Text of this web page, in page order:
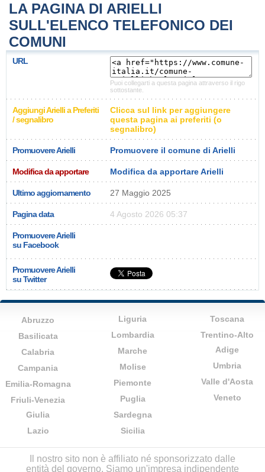
LA PAGINA DI ARIELLI
SULL'ELENCO TELEFONICO DEI
COMUNI
URL
Puoi collegarti a questa pagina attraverso il rigo
sottostante.
Aggiungi Arielli a Preferiti
/ segnalibro
Clicca sul link per aggiungere
questa pagina ai preferiti (o
segnalibro)
Promuovere Arielli Promuovere il comune di Arielli
Modifica da apportare Modifica da apportare Arielli
Ultimo aggiornamento 27 Maggio 2025
Pagina data 4 Agosto 2026 05:37
Promuovere Arielli
su Facebook
Promuovere Arielli
su Twitter
Abruzzo
Basilicata
Calabria
Campania
Emilia-Romagna
Friuli-Venezia
Giulia
Lazio
Liguria
Lombardia
Marche
Molise
Piemonte
Puglia
Sardegna
Sicilia
Toscana
Trentino-Alto
Adige
Umbria
Valle d'Aosta
Veneto
Il nostro sito non è affiliato né sponsorizzato dalle
entità del governo. Siamo un'impresa indipendente